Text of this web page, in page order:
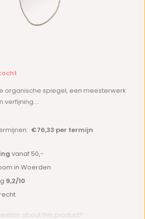
organische spiegel, een meesterwerk
verfijning....
€76,33 per termijn
vanaf 50,-
in Woerden
9,2/10